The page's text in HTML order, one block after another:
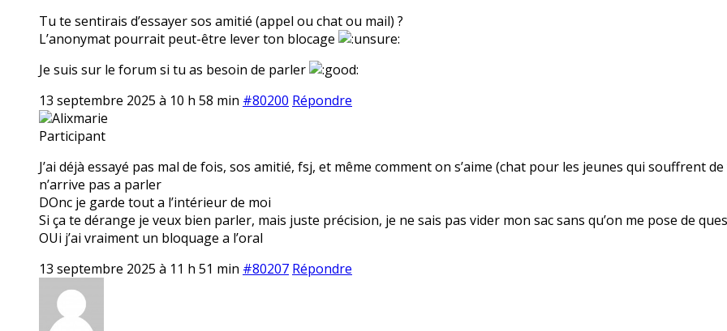
Tu te sentirais d’essayer sos amitié (appel ou chat ou mail) ?
L’anonymat pourrait peut-être lever ton blocage
Je suis sur le forum si tu as besoin de parler
13 septembre 2025 à 10 h 58 min #80200 Répondre
Alixmarie
Participant
J’ai déjà essayé pas mal de fois, sos amitié, fsj, et même comment on s’aime (chat pour les jeunes qui souffrent
n’arrive pas a parler
DOnc je garde tout a l’intérieur de moi
Si ça te dérange je veux bien parler, mais juste précision, je ne sais pas vider mon sac sans qu’on me pose de
OUi j’ai vraiment un bloquage a l’oral
13 septembre 2025 à 11 h 51 min #80207 Répondre